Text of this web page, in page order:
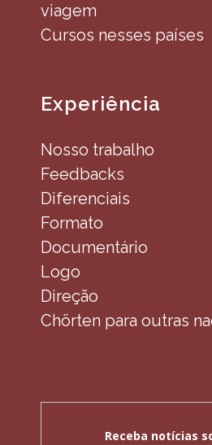
viagem
Cursos nesses países
Experiência
Nosso trabalho
Feedbacks
Diferenciais
Formato
Documentário
Logo
Direção
Chörten para outras